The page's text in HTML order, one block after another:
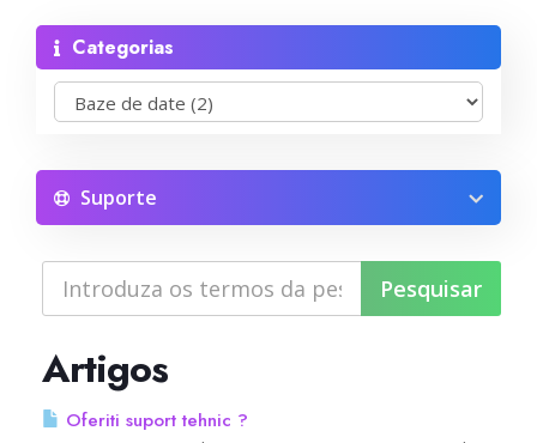
Reseller Radio SonicPanel SHOUTcast
WebHosting
Reseller Web Hosting
Servere VPS
Counter Strike 1.6
Categorias
Suporte
Artigos
Oferiti suport tehnic ?